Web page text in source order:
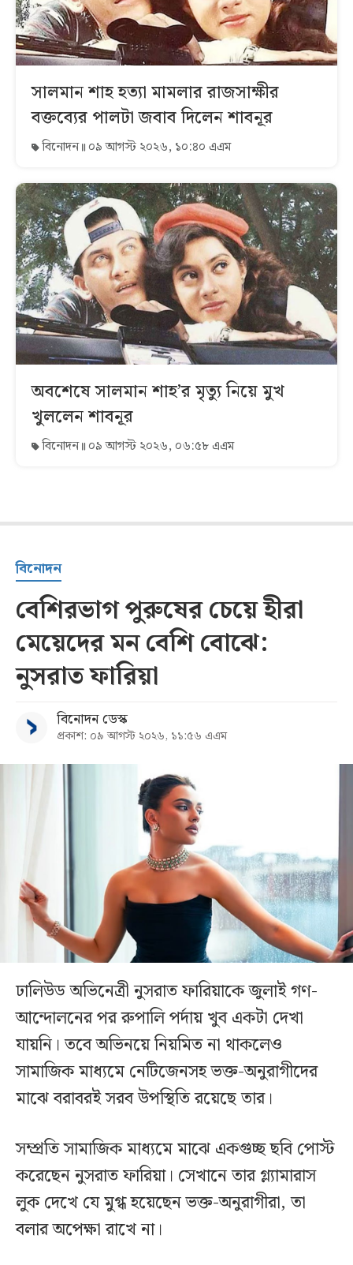
সালমান শাহ হত্যা মামলার রাজসাক্ষীর
বক্তব্যের পালটা জবাব দিলেন শাবনূর
বিনোদন ০৯ আগস্ট ২০২৬, ১০:৪০ এএম
অবশেষে সালমান শাহ’র মৃত্যু নিয়ে মুখ
খুললেন শাবনূর
বিনোদন ০৯ আগস্ট ২০২৬, ০৬:৫৮ এএম
বিনোদন
বেশিরভাগ পুরুষের চেয়ে হীরা
মেয়েদের মন বেশি বোঝে:
নুসরাত ফারিয়া
বিনোদন ডেস্ক
প্রকাশ: ০৯ আগস্ট ২০২৬, ১১:৫৬ এএম
ঢালিউড অভিনেত্রী নুসরাত ফারিয়াকে জুলাই গণ-
আন্দোলনের পর রুপালি পর্দায় খুব একটা দেখা
যায়নি। তবে অভিনয়ে নিয়মিত না থাকলেও
সামাজিক মাধ্যমে নেটিজেনসহ ভক্ত-অনুরাগীদের
মাঝে বরাবরই সরব উপস্থিতি রয়েছে তার।
সম্প্রতি সামাজিক মাধ্যমে মাঝে একগুচ্ছ ছবি পোস্ট
করেছেন নুসরাত ফারিয়া। সেখানে তার গ্ল্যামারাস
লুক দেখে যে মুগ্ধ হয়েছেন ভক্ত-অনুরাগীরা, তা
বলার অপেক্ষা রাখে না।